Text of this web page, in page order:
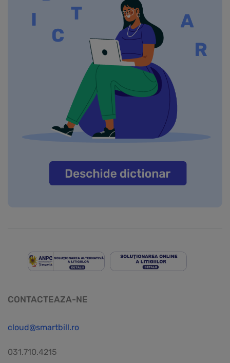
CONTACTEAZA-NE
cloud@smartbill.ro
031.710.4215